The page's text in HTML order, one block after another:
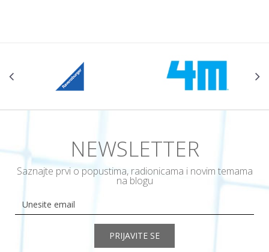
NEWSLETTER
Saznajte prvi o popustima, radionicama i novim temama
na blogu
PRIJAVITE SE